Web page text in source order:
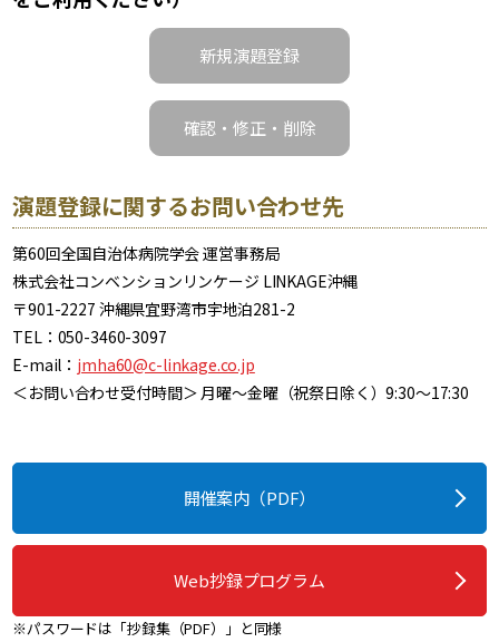
新規演題登録
確認・修正・削除
演題登録に関するお問い合わせ先
第60回全国自治体病院学会 運営事務局
株式会社コンベンションリンケージ LINKAGE沖縄
〒901-2227 沖縄県宜野湾市宇地泊281-2
TEL：050-3460-3097
E-mail： jmha60@c-linkage.co.jp
＜お問い合わせ受付時間＞ 月曜～金曜（祝祭日除く）9:30～17:30
開催案内（PDF）
Web抄録プログラム
※パスワードは「抄録集（PDF）」と同様